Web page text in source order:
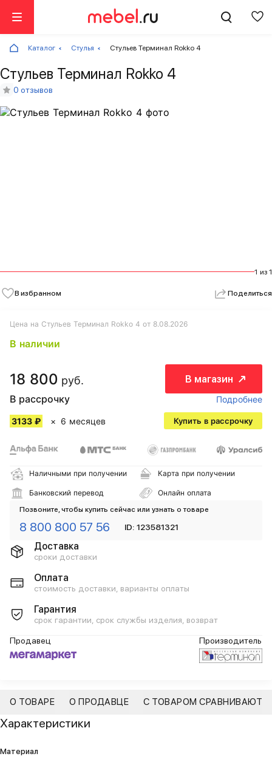
Каталог Стулья Стульев Терминал Rokko 4
Стульев Терминал Rokko 4
0 отзывов
1 из 1
В избранном Поделиться
Цена на Стульев Терминал Rokko 4 от 8.08.2026
В наличии
18 800 руб. В магазин
В рассрочку Подробнее
3133 ₽ 6 месяцев Купить в рассрочку
Наличными при получении Карта при получении
Банковский перевод Онлайн оплата
Позвоните, чтобы купить сейчас или узнать о товаре
8 800 800 57 56 ID: 123581321
Доставка
сроки доставки
Оплата
стоимость доставки, варианты оплаты
Гарантия
срок гарантии, срок службы изделия, возврат
Продавец Производитель
О ТОВАРЕ О ПРОДАВЦЕ С ТОВАРОМ СРАВНИВАЮТ
Характеристики
Материал